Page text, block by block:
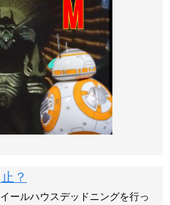
？
ールハウスデッドニングを行っ